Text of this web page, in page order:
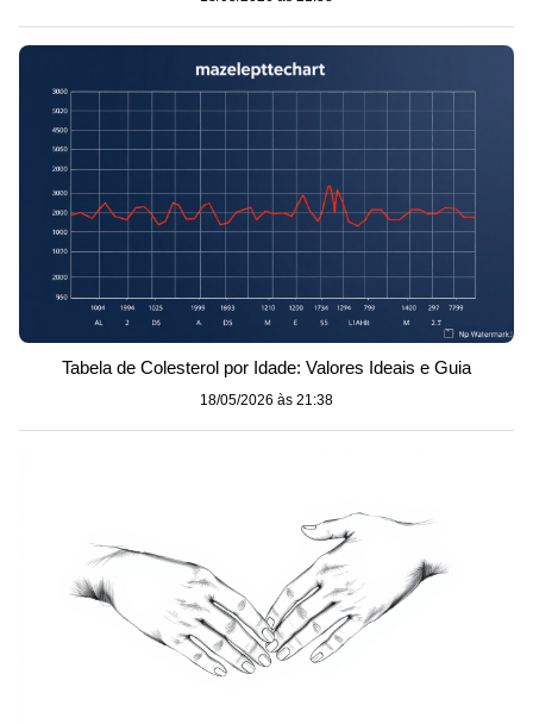
Tabela de Colesterol por Idade: Valores Ideais e Guia
18/05/2026 às 21:38